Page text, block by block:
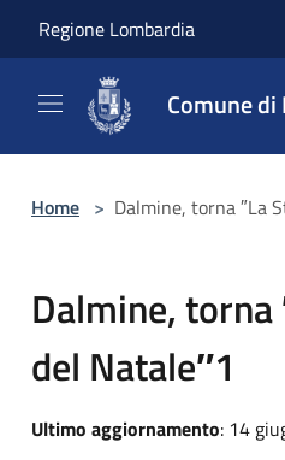
Regione Lombardia
Comune
Home > Dalmine, torna ″La
Dalmine, torna
del Natale″1
Ultimo aggiornamento: 14